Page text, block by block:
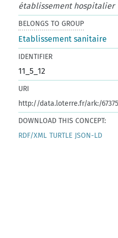
établissement hospitalier
BELONGS TO GROUP
Etablissement sanitaire
IDENTIFIER
11_5_12
URI
http://data.loterre.fr/ark:/
DOWNLOAD THIS CONCEPT:
RDF/XML TURTLE JSON-LD